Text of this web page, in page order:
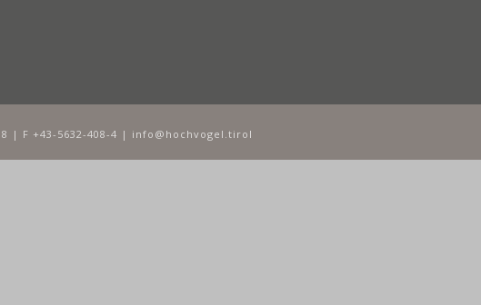
| F +43-5632-408-4 | info@hochvogel.tirol